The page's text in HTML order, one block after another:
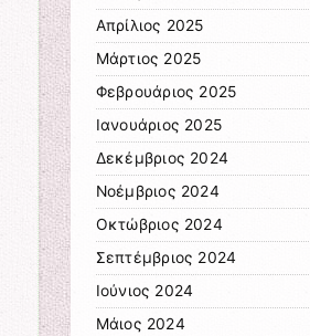
Απρίλιος 2025
Μάρτιος 2025
Φεβρουάριος 2025
Ιανουάριος 2025
Δεκέμβριος 2024
Νοέμβριος 2024
Οκτώβριος 2024
Σεπτέμβριος 2024
Ιούνιος 2024
Μάιος 2024